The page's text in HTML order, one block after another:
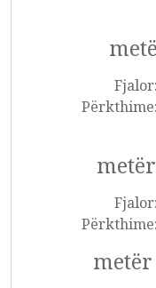
Fjalor:
Përkthime:
Fjalor:
Përkthime: